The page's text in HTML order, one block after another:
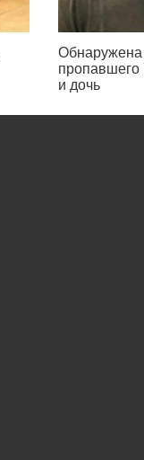
Обнаружена
пропавшего
и дочь